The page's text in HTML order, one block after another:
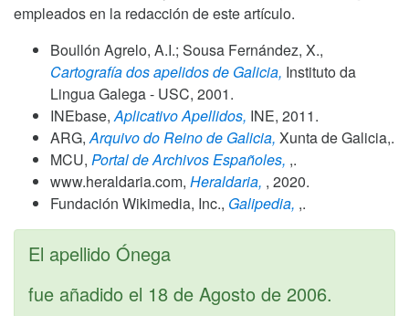
empleados en la redacción de este artículo.
Boullón Agrelo, A.I.; Sousa Fernández, X.,
Cartografía dos apelidos de Galicia, Instituto da
Lingua Galega - USC, 2001.
INEbase, Aplicativo Apellidos, INE, 2011.
ARG, Arquivo do Reino de Galicia, Xunta de Galicia,.
MCU, Portal de Archivos Españoles, ,.
www.heraldaria.com, Heraldaria, , 2020.
Fundación Wikimedia, Inc., Galipedia, ,.
El apellido Ónega
fue añadido el 18 de Agosto de 2006.